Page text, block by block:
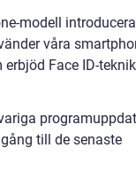
modell
våra
Face ID-
till de senaste